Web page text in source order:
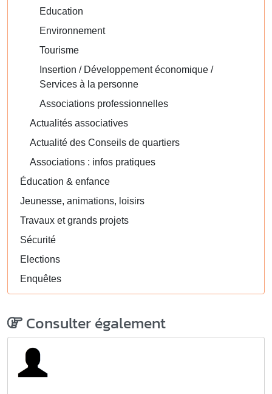
Education
Environnement
Tourisme
Insertion / Développement économique /
Services à la personne
Associations professionnelles
Actualités associatives
Actualité des Conseils de quartiers
Associations : infos pratiques
Éducation & enfance
Jeunesse, animations, loisirs
Travaux et grands projets
Sécurité
Elections
Enquêtes
Consulter également